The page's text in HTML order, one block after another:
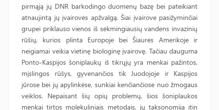
pirmąją jų DNR barkodingo duomenų bazę bei pateikiant
atnaujintą jų įvairovės apžvalgą. Šiai įvairove pasižyminčiai
grupei priklauso vienos iš sėkmingiausių vandens invazinių
rūšių, kurios plinta Europoje bei Šiaurės Amerikoje ir
neigiamai veikia vietinę biologinę įvairovę. Tačiau dauguma
Ponto-Kaspijos šoniplaukų iš tikrųjų yra menkai pažintos,
mįslingos rūšys, gyvenančios tik Juodojoje ir Kaspijos
jūrose bei jų apylinkėse, sunkiai kenčiančiose nuo žmogaus
veiklos. Nepaisant šių opių problemų, šios šoniplaukos
menkai tirtos molekuliniais metodais, jų taksonomija itin